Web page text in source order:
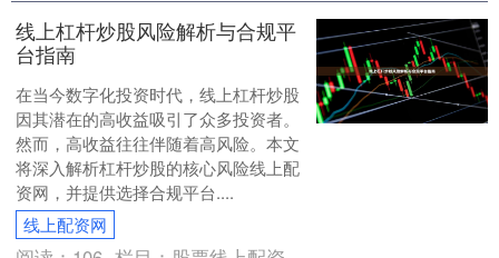
线上杠杆炒股风险解析与合规平
台指南
在当今数字化投资时代，线上杠杆炒股
因其潜在的高收益吸引了众多投资者。
然而，高收益往往伴随着高风险。本文
将深入解析杠杆炒股的核心风险线上配
资网，并提供选择合规平台....
线上配资网